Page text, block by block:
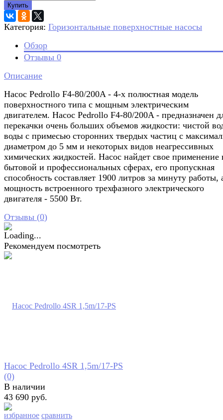
Купить
Категория: Горизонтальные поверхностные насосы
Обзор
Отзывы 0
Описание
Насос Pedrollo F4-80/200A - 4-х полюстная модель
поверхностного типа с мощным электрическим
двигателем. Насос Pedrollo F4-80/200A - предназначен
перекачки очень больших объемов жидкости: чистой
воды с примесью сторонних твердых частиц с
диаметром до 5 мм и некоторых видов неагрессивных
химических жидкостей. Насос найдет свое применение
бытовой и профессиональных сферах, его пропускная
способность составляет 1900 литров за минуту работы,
мощность встроенного трехфазного электрического
двигателя - 5500 Вт.
Отзывы (0)
Рекомендуем посмотреть
избранное сравнить
Насос Pedrollo 4SR 1,5m/17-PS
(0)
В наличии
43 690 руб.